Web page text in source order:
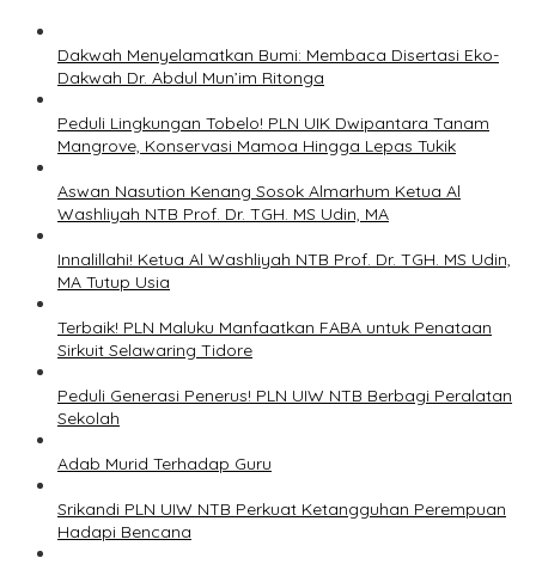
Dakwah Menyelamatkan Bumi: Membaca Disertasi Eko-
Dakwah Dr. Abdul Mun’im Ritonga
Peduli Lingkungan Tobelo! PLN UIK Dwipantara Tanam
Mangrove, Konservasi Mamoa Hingga Lepas Tukik
Aswan Nasution Kenang Sosok Almarhum Ketua Al
Washliyah NTB Prof. Dr. TGH. MS Udin, MA
Innalillahi! Ketua Al Washliyah NTB Prof. Dr. TGH. MS Udin,
MA Tutup Usia
Terbaik! PLN Maluku Manfaatkan FABA untuk Penataan
Sirkuit Selawaring Tidore
Peduli Generasi Penerus! PLN UIW NTB Berbagi Peralatan
Sekolah
Adab Murid Terhadap Guru
Srikandi PLN UIW NTB Perkuat Ketangguhan Perempuan
Hadapi Bencana